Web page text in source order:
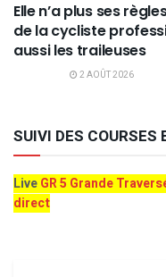
Elle n’a plus ses
de la cycliste
aussi les traileuses
2 AOÛT 2026
SUIVI DES COURSES
LiveGR 5 Grande
direct